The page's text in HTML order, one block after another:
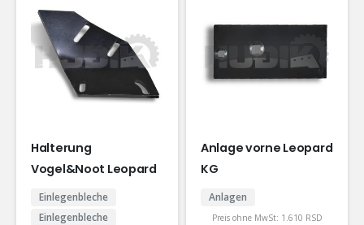
Halterung
Vogel&Noot Leopard
Einlegenbleche
Einlegenbleche
Anlage vorne Leopard
KG
Anlagen
Preis ohne MwSt: 1.610 RSD